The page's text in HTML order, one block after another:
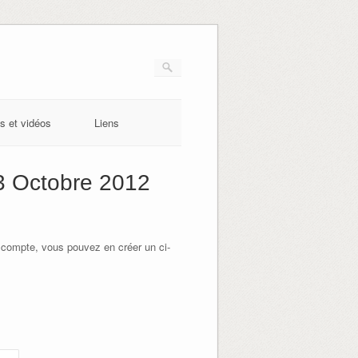
et vidéos Liens
Octobre 2012
vous pouvez en créer un ci-